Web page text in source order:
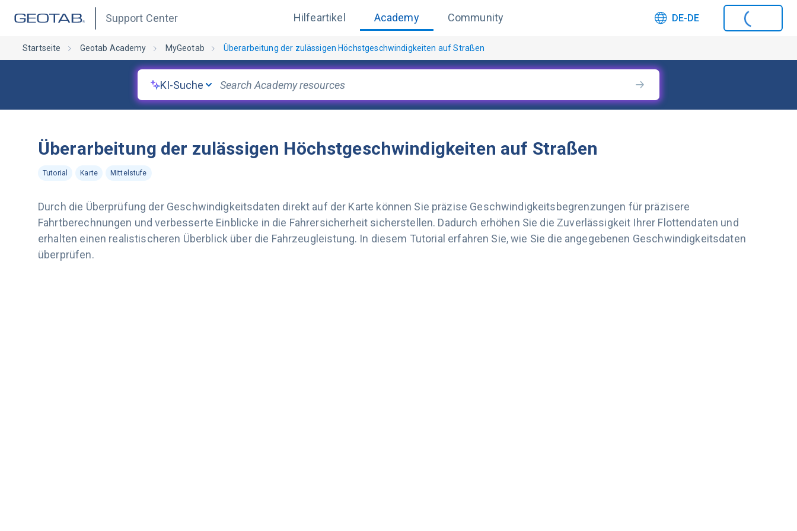
Support Center Hilfeartikel Academy Community DE-DE
Startseite Geotab Academy MyGeotab Überarbeitung der zulässigen Höchstgeschwindigkeiten auf Straßen
KI-Suche
Überarbeitung der zulässigen Höchstgeschwindigkeiten auf Straßen
Tutorial Karte Mittelstufe
Durch die Überprüfung der Geschwindigkeitsdaten direkt auf der Karte können Sie präzise Geschwindigkeitsbegrenzungen für präzisere
Fahrtberechnungen und verbesserte Einblicke in die Fahrersicherheit sicherstellen. Dadurch erhöhen Sie die Zuverlässigkeit Ihrer Flottendaten und
erhalten einen realistischeren Überblick über die Fahrzeugleistung. In diesem Tutorial erfahren Sie, wie Sie die angegebenen Geschwindigkeitsdaten
überprüfen.